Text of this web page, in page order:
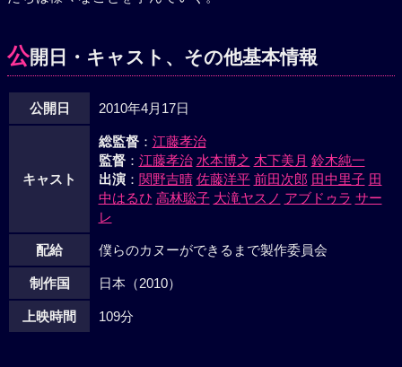
公開日・キャスト、その他基本情報
公開日 2010年4月17日
キャスト
総監督： 江藤孝治
監督： 江藤孝治 水本博之 木下美月 鈴木純一
出演： 関野吉晴 佐藤洋平 前田次郎 田中里子 田
中はるひ 高林聡子 大滝ヤスノ アブドゥラ サー
レ
配給 僕らのカヌーができるまで製作委員会
制作国 日本（2010）
上映時間 109分